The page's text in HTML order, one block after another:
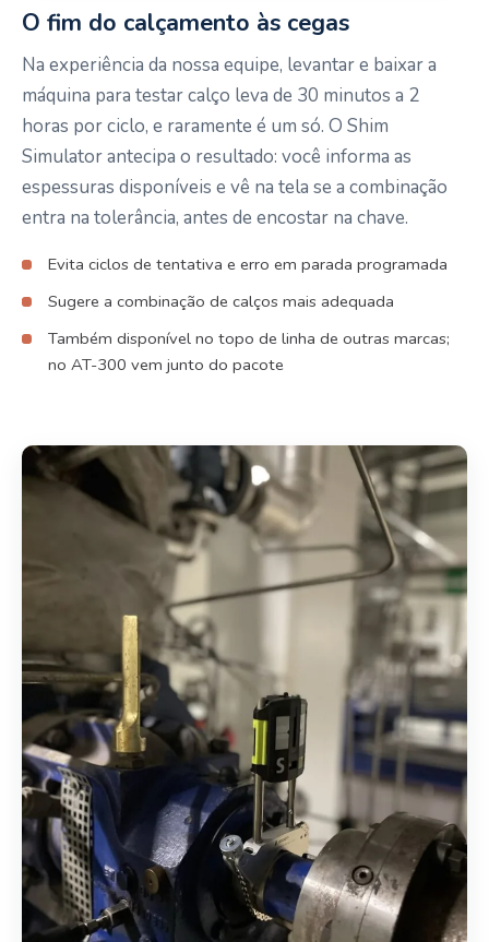
O fim do calçamento às cegas
Na experiência da nossa equipe, levantar e baixar a
máquina para testar calço leva de 30 minutos a 2
horas por ciclo, e raramente é um só. O Shim
Simulator antecipa o resultado: você informa as
espessuras disponíveis e vê na tela se a combinação
entra na tolerância, antes de encostar na chave.
Evita ciclos de tentativa e erro em parada programada
Sugere a combinação de calços mais adequada
Também disponível no topo de linha de outras marcas;
no AT-300 vem junto do pacote